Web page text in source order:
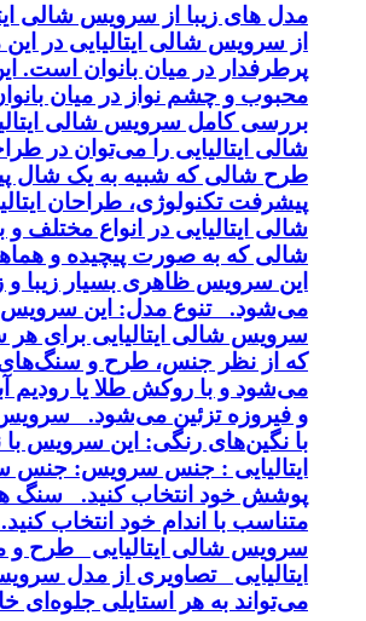
مدل های زیبا از سرویس شالی
از سرویس شالی ایتالیایی در
پرطرفدار در میان بانوان است.
محبوب و چشم نواز در میان
بررسی کامل سرویس شالی
شالی ایتالیایی را می‌توان در
طرح شالی که شبیه به یک شال
پیشرفت تکنولوژی، طراحان
شالی ایتالیایی در انواع
شالی که به صورت پیچیده و
این سرویس ظاهری بسیار زیبا و
می‌شود. تنوع مدل: این سرویس در
سرویس شالی ایتالیایی برای
و فیروزه تزئین می‌شود. سرویس
با نگین‌های رنگی: این سرویس
ایتالیایی : جنس سرویس: جنس
پوشش خود انتخاب کنید. سنگ
متناسب با اندام خود انتخاب
سرویس شالی ایتالیایی طرح
ایتالیایی تصاویری از مدل
می‌تواند به هر استایلی